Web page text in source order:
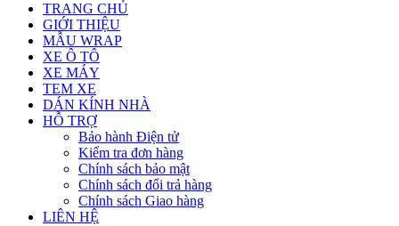
TRANG CHỦ
GIỚI THIỆU
MẪU WRAP
XE Ô TÔ
XE MÁY
TEM XE
DÁN KÍNH NHÀ
HỖ TRỢ
Bảo hành Điện tử
Kiểm tra đơn hàng
Chính sách bảo mật
Chính sách đổi trả hàng
Chính sách Giao hàng
LIÊN HỆ